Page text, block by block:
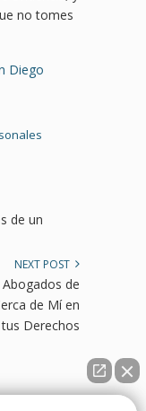
no tomes
Diego
de un
NEXT POST
de
de Mí en
Derechos